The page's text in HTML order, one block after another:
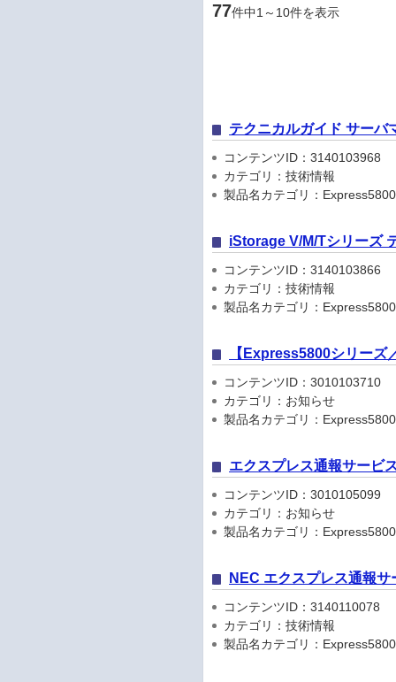
77件中1～10件を表示
テクニカルガイド サーバ
コンテンツID：3140103968
カテゴリ：技術情報
製品名カテゴリ：
iStorage V/M/Tシリーズ
コンテンツID：3140103866
カテゴリ：技術情報
製品名カテゴリ：
【Express5800シリー
コンテンツID：3010103710
カテゴリ：お知らせ
製品名カテゴリ：
エクスプレス通報サービ
コンテンツID：3010105099
カテゴリ：お知らせ
製品名カテゴリ：
NEC エクスプレス通報
コンテンツID：3140110078
カテゴリ：技術情報
製品名カテゴリ：